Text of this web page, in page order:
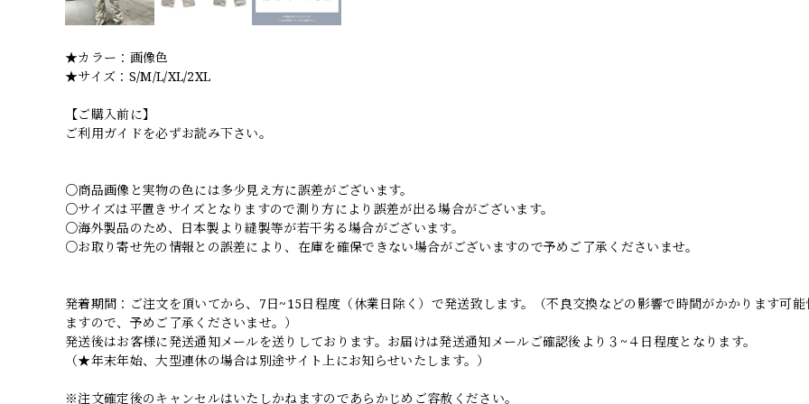
★カラー：画像色
★サイズ：S/M/L/XL/2XL
【ご購入前に】
ご利用ガイドを必ずお読み下さい。
○商品画像と実物の色には多少見え方に誤差がございます。
○サイズは平置きサイズとなりますので測り方により誤差が出る場合がございます。
○海外製品のため、日本製より縫製等が若干劣る場合がございます。
○お取り寄せ先の情報との誤差により、在庫を確保できない場合がございますので予めご了承くださいませ。
発着期間：ご注文を頂いてから、7日~15日程度（休業日除く）で発送致します。（不良交換などの影響で時間がかかります可能
ますので、予めご了承くださいませ。）
発送後はお客様に発送通知メールを送りしております。お届けは発送通知メールご確認後より３~４日程度となります。
（★年末年始、大型連休の場合は別途サイト上にお知らせいたします。）
※注文確定後のキャンセルはいたしかねますのであらかじめご容赦ください。